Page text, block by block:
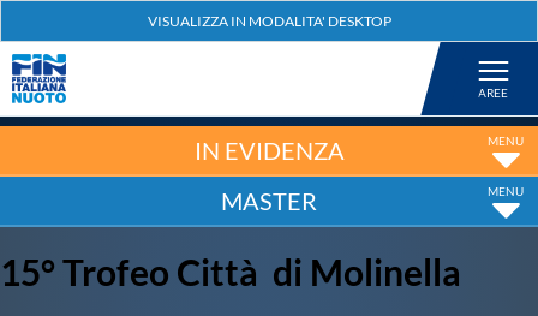
Nuoto
Tuffi
IN EVIDENZA
MASTER
15° Trofeo Città di Molinella